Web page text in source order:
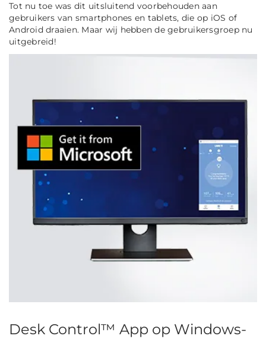
Tot nu toe was dit uitsluitend voorbehouden aan
gebruikers van smartphones en tablets, die op iOS of
Android draaien. Maar wij hebben de gebruikersgroep nu
uitgebreid!
Desk Control™ App op Windows-